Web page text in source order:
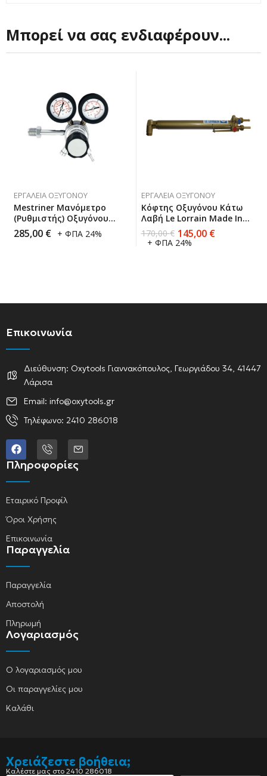
Μπορεί να σας ενδιαφέρουν...
ΕΡΓΑΛΕΊΑ ΟΞΥΓΌΝΟΥ
Mestriner Μανόμετρο
(Ρυθμιστής) Οξυγόνου
Ψηλής Παροχής Made In
Italy
285,00 € + ΦΠΑ 24%
ΕΡΓΑΛΕΊΑ ΟΞΥΓΌΝΟΥ
Κόφτης Οξυγόνου Κάτω
Λαβή Le Lorrain Made In
France 202400
170,00€ 145,00 €
+ ΦΠΑ 24%
Επικοινωνία
Διεύθυνση: Oxytools Γιαννακόπουλος, Γεωργιάδου 34, 41447
Λάρισα
Email: info@oxytools.gr
Τηλέφωνο: 2410 286018
Πληροφορίες
Εταιρικό Προφίλ
Όροι Χρήσης
Επικοινωνία
Παραγγελία
Παραγγελία
Αποστολή
Πληρωμή
Λογαριασμός
Ο λογαριασμός μου
Οι παραγγελίες μου
Καλάθι
Χρειάζεστε βοήθεια;
Καλέστε μας στο 2410 286018